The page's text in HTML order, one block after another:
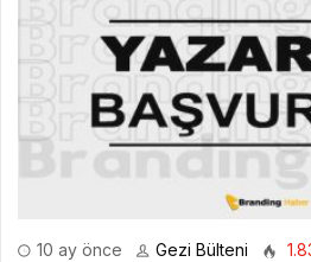
10 ay önce Gezi Bülteni